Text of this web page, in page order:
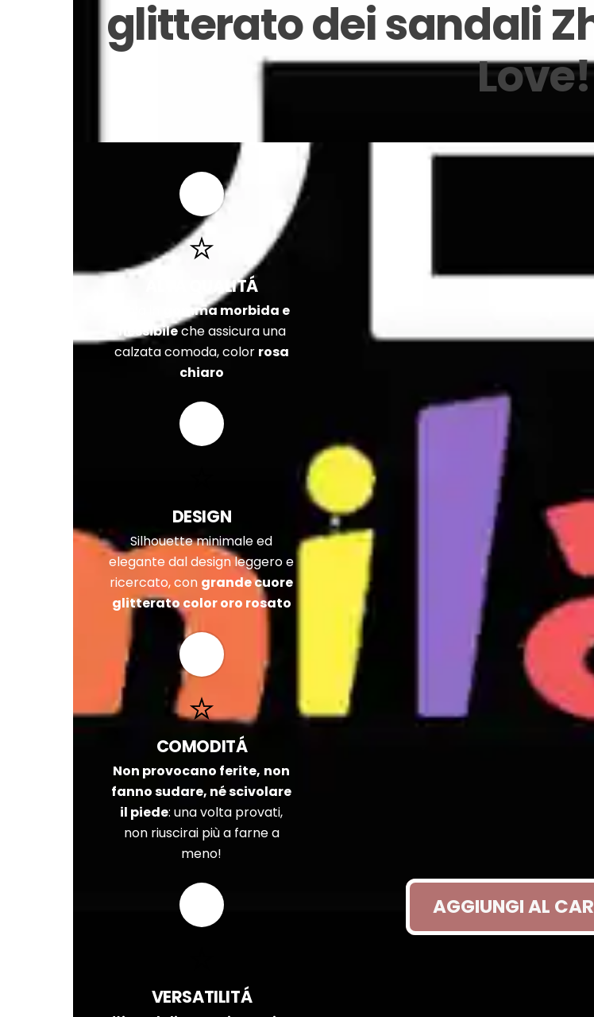
glitterato dei sandali
Love!
ALTA QUALITÁ
gomma morbida e
flessibileche assicura una
calzata comoda, color rosa
chiaro
DESIGN
Silhouette minimale ed
elegante dal design leggero e
ricercato, con grande cuore
glitterato color oro rosato
COMODITÁ
Non provocano ferite, non
fanno sudare, né scivolare
il piede: una volta provati,
non riuscirai più a farne a
meno!
VERSATILITÁ
AGGIUNGI AL